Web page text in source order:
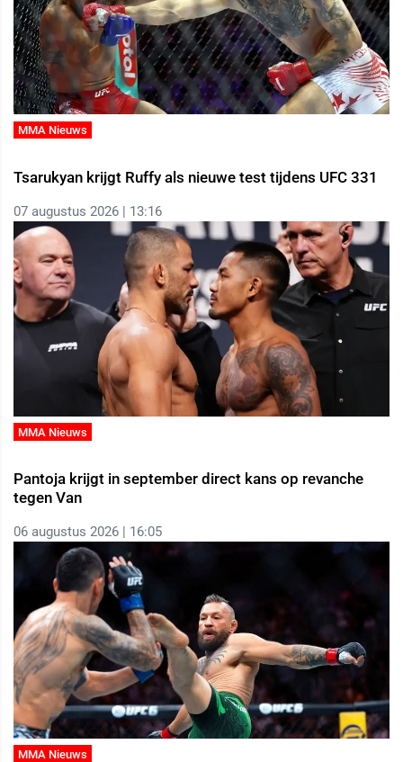
MMA Nieuws
Tsarukyan krijgt Ruffy als nieuwe test tijdens UFC 331
07 augustus 2026 | 13:16
MMA Nieuws
Pantoja krijgt in september direct kans op revanche
tegen Van
06 augustus 2026 | 16:05
MMA Nieuws